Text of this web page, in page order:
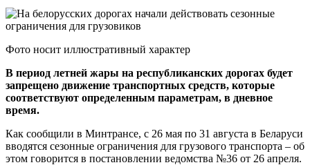
Фото носит иллюстративный характер
В период летней жары на республиканских дорогах будет
запрещено движение транспортных средств, которые
соответствуют определенным параметрам, в дневное
время.
Как сообщили в Минтрансе, с 26 мая по 31 августа в Беларуси
вводятся сезонные ограничения для грузового транспорта – об
этом говорится в постановлении ведомства №36 от 26 апреля.